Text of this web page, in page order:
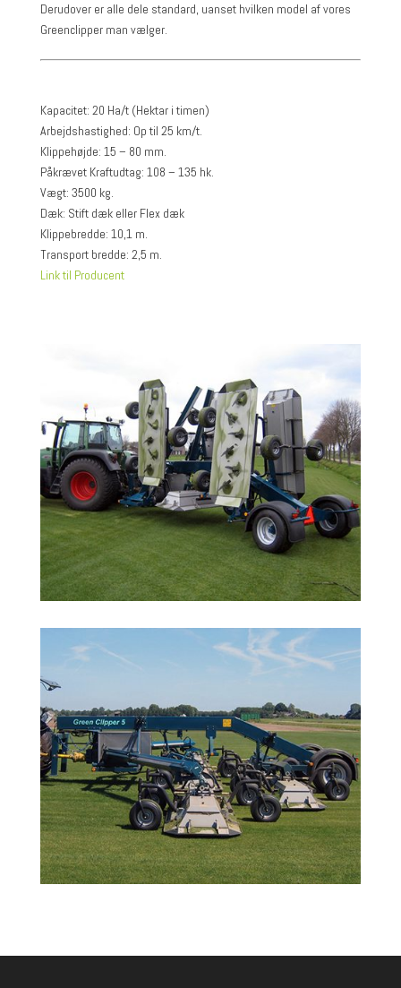
Derudover er alle dele standard, uanset hvilken model af vores
Greenclipper man vælger.
Kapacitet: 20 Ha/t (Hektar i timen)
Arbejdshastighed: Op til 25 km/t.
Klippehøjde: 15 – 80 mm.
Påkrævet Kraftudtag: 108 – 135 hk.
Vægt: 3500 kg.
Dæk: Stift dæk eller Flex dæk
Klippebredde: 10,1 m.
Transport bredde: 2,5 m.
Link til Producent